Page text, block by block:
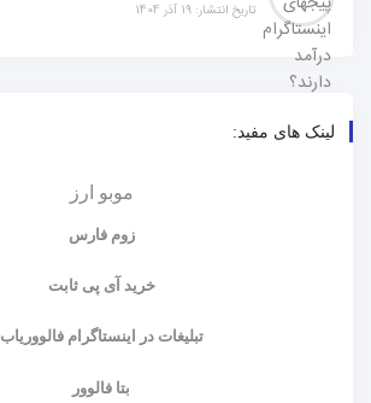
تاریخ انتشار: 19 آذر 1404
لینک های مفید:
موبو ارز
زوم فارس
خرید آی پی ثابت
تبلیغات در اینستاگرام فالووریاب
بتا فالوور